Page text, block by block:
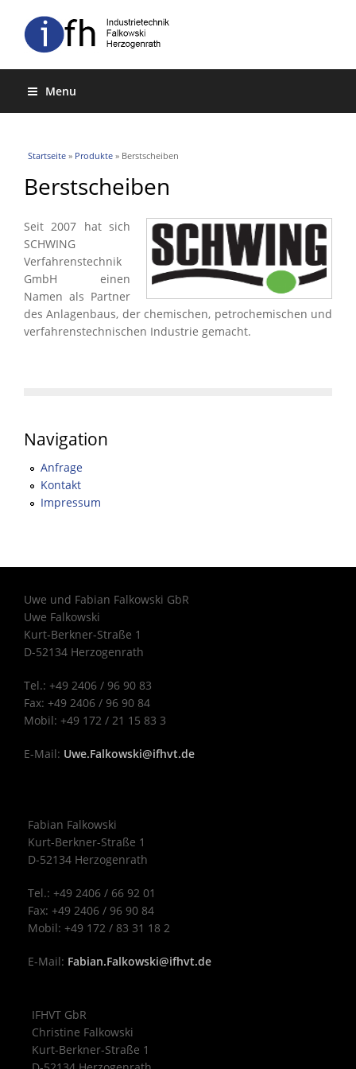
Menu
Sie sind hier
Startseite » Produkte » Berstscheiben
Berstscheiben
Seit 2007 hat sich
SCHWING
Verfahrenstechnik
GmbH einen
Namen als Partner
des Anlagenbaus, der chemischen, petrochemischen und
verfahrenstechnischen Industrie gemacht.
Navigation
Anfrage
Kontakt
Impressum
Uwe und Fabian Falkowski GbR
Uwe Falkowski
Kurt-Berkner-Straße 1
D-52134 Herzogenrath
Tel.: +49 2406 / 96 90 83
Fax: +49 2406 / 96 90 84
Mobil: +49 172 / 21 15 83 3
E-Mail: Uwe.Falkowski@ifhvt.de
Fabian Falkowski
Kurt-Berkner-Straße 1
D-52134 Herzogenrath
Tel.: +49 2406 / 66 92 01
Fax: +49 2406 / 96 90 84
Mobil: +49 172 / 83 31 18 2
E-Mail: Fabian.Falkowski@ifhvt.de
IFHVT GbR
Christine Falkowski
Kurt-Berkner-Straße 1